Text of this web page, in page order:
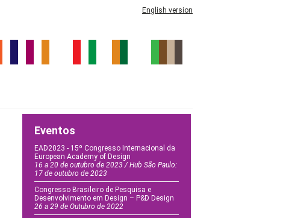
English version
Eventos
EAD2023 - 15º Congresso Internacional da
European Academy of Design
16 a 20 de outubro de 2023 / Hub São Paulo:
17 de outubro de 2023
Congresso Brasileiro de Pesquisa e
Desenvolvimento em Design – P&D Design
26 a 29 de Outubro de 2022